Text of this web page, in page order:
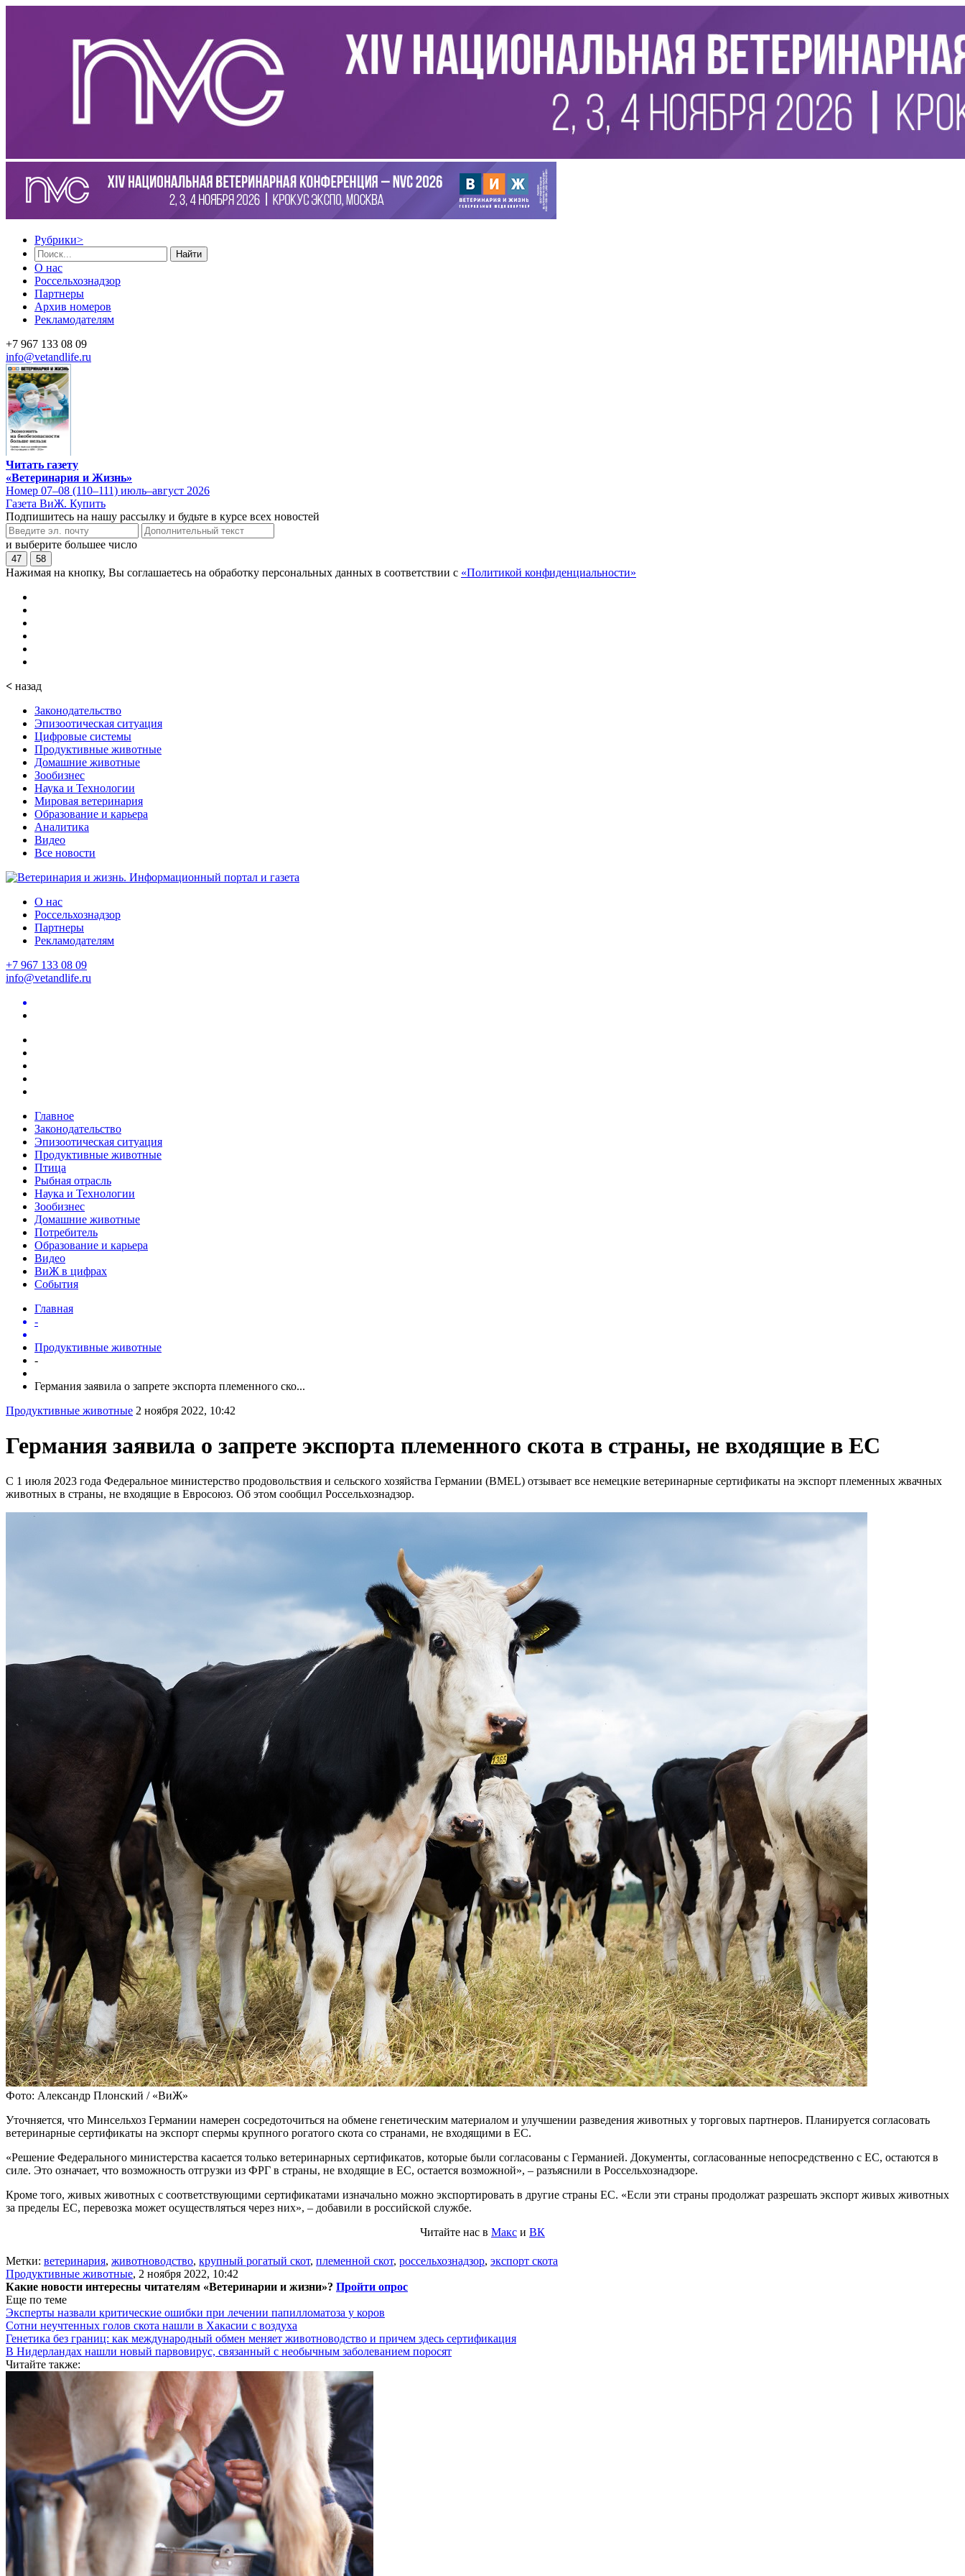
Рубрики>
Найти
О нас
Россельхознадзор
Партнеры
Архив номеров
Рекламодателям
+7 967 133 08 09
info@vetandlife.ru
Читать газету
«Ветеринария и Жизнь»
Номер 07–08 (110–111) июль–август 2026
Газета ВиЖ. Купить
Подпишитесь на нашу рассылку и будьте в курсе всех новостей
и выберите большее число
47 58
Нажимая на кнопку, Вы соглашаетесь на обработку персональных данных в соответствии с «Политикой конфиденциальности»
< назад
Законодательство
Эпизоотическая ситуация
Цифровые системы
Продуктивные животные
Домашние животные
Зообизнес
Наука и Технологии
Мировая ветеринария
Образование и карьера
Аналитика
Видео
Все новости
О нас
Россельхознадзор
Партнеры
Рекламодателям
+7 967 133 08 09
info@vetandlife.ru
Главное
Законодательство
Эпизоотическая ситуация
Продуктивные животные
Птица
Рыбная отрасль
Наука и Технологии
Зообизнес
Домашние животные
Потребитель
Образование и карьера
Видео
ВиЖ в цифрах
События
Главная
-
Продуктивные животные
-
Германия заявила о запрете экспорта племенного ско...
Продуктивные животные 2 ноября 2022, 10:42
Германия заявила о запрете экспорта племенного скота в страны, не входящие в ЕС
С 1 июля 2023 года Федеральное министерство продовольствия и сельского хозяйства Германии (BMEL) отзывает все немецкие ветеринарные сертификаты на экспорт племенных жвачных
животных в страны, не входящие в Евросоюз. Об этом сообщил Россельхознадзор.
Фото: Александр Плонский / «ВиЖ»
Уточняется, что Минсельхоз Германии намерен сосредоточиться на обмене генетическим материалом и улучшении разведения животных у торговых партнеров. Планируется согласовать
ветеринарные сертификаты на экспорт спермы крупного рогатого скота со странами, не входящими в ЕС.
«Решение Федерального министерства касается только ветеринарных сертификатов, которые были согласованы с Германией. Документы, согласованные непосредственно с ЕС, остаются в
силе. Это означает, что возможность отгрузки из ФРГ в страны, не входящие в ЕС, остается возможной», – разъяснили в Россельхознадзоре.
Кроме того, живых животных с соответствующими сертификатами изначально можно экспортировать в другие страны ЕС. «Если эти страны продолжат разрешать экспорт живых животных
за пределы ЕС, перевозка может осуществляться через них», – добавили в российской службе.
Читайте нас в Макс и ВК
Метки: ветеринария, животноводство, крупный рогатый скот, племенной скот, россельхознадзор, экспорт скота
Продуктивные животные, 2 ноября 2022, 10:42
Какие новости интересны читателям «Ветеринарии и жизни»? Пройти опрос
Еще по теме
Эксперты назвали критические ошибки при лечении папилломатоза у коров
Сотни неучтенных голов скота нашли в Хакасии с воздуха
Генетика без границ: как международный обмен меняет животноводство и причем здесь сертификация
В Нидерландах нашли новый парвовирус, связанный с необычным заболеванием поросят
Читайте также: